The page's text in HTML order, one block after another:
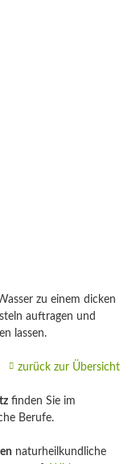
zu einem dicken
auftragen und
lassen.
zurück zur Übersicht
finden Sie im
Berufe.
naturheilkundliche